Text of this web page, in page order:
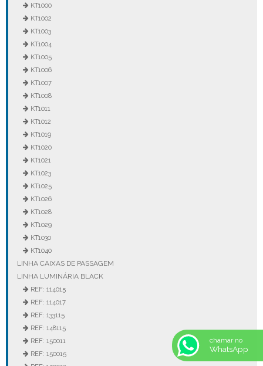
KT1000
KT1002
KT1003
KT1004
KT1005
KT1006
KT1007
KT1008
KT1011
KT1012
KT1019
KT1020
KT1021
KT1023
KT1025
KT1026
KT1028
KT1029
KT1030
KT1040
LINHA CAIXAS DE PASSAGEM
LINHA LUMINÁRIA BLACK
REF: 114015
REF: 114017
REF: 133115
REF: 148115
REF: 150011
REF: 150015
chamar no
WhatsApp